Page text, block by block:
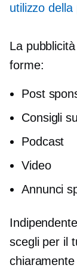
utilizzo della
La
forme:
Post
Consigli
Podcast
Video
Annunci
scegli per il